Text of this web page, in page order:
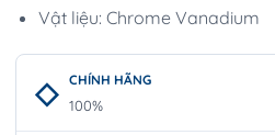
Vật liệu: Chrome Vanadium
CHÍNH HÃNG
100%